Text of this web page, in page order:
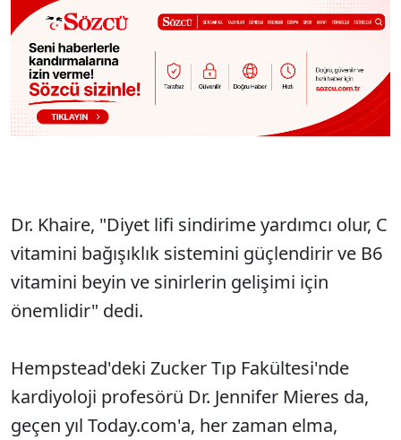
Dr. Khaire, "Diyet lifi sindirime yardımcı olur, C
vitamini bağışıklık sistemini güçlendirir ve B6
vitamini beyin ve sinirlerin gelişimi için
önemlidir" dedi.
Hempstead'deki Zucker Tıp Fakültesi'nde
kardiyoloji profesörü Dr. Jennifer Mieres da,
geçen yıl Today.com'a, her zaman elma,